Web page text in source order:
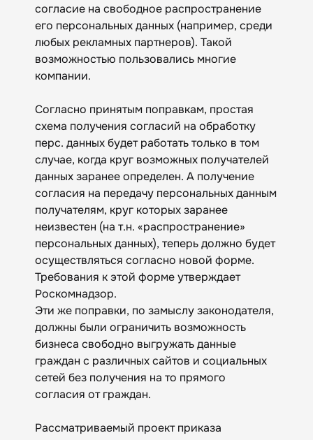
согласие на свободное распространение
его персональных данных (например, среди
любых рекламных партнеров). Такой
возможностью пользовались многие
компании.
Согласно принятым поправкам, простая
схема получения согласий на обработку
перс. данных будет работать только в том
случае, когда круг возможных получателей
данных заранее определен. А получение
согласия на передачу персональных данным
получателям, круг которых заранее
неизвестен (на т.н. «распространение»
персональных данных), теперь должно будет
осуществляться согласно новой форме.
Требования к этой форме утверждает
Роскомнадзор.
Эти же поправки, по замыслу законодателя,
должны были ограничить возможность
бизнеса свободно выгружать данные
граждан с различных сайтов и социальных
сетей без получения на то прямого
согласия от граждан.
Рассматриваемый проект приказа